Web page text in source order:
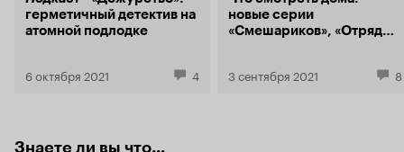
важно гражданский ты или военный. Для
нашего следователя это пришлось объяснять
прямо по сюжету. Второе, построй свою
он заступает, когда он бодрствует, когда он
должен отдыхать. Нет, она бегает дергает всех,
герметичный детектив на
атомной подлодке
6 октября 2021 4
новые серии
«Смешариков», «Отряд
3 сентября 2021 8
Знаете ли вы что...